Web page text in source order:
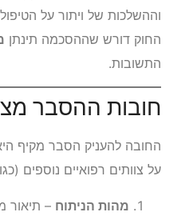
וההשלכות של ויתור על
החוק דורש שההסכמה תינתן
התשובות.
חובות ההסבר
החובה להעניק הסבר מקיף
על צוותים רפואיים נוספים
מהות הניתוח – תיאור